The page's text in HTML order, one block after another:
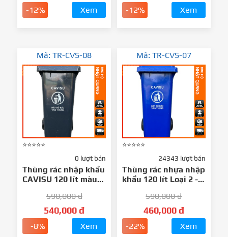
-12% Xem -12% Xem
Mã: TR-CVS-08
⭐⭐⭐⭐⭐
0 lượt bán
Thùng rác nhập khẩu
CAVISU 120 lít màu
590,000 đ
540,000 đ
-8% Xem
Mã: TR-CVS-07
⭐⭐⭐⭐⭐
24343 lượt bán
Thùng rác nhựa nhập
khẩu 120 lít Loại 2 -
590,000 đ
460,000 đ
-22% Xem